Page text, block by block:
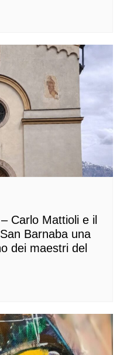
Carlo Mattioli e il
Barnaba una
dei maestri del